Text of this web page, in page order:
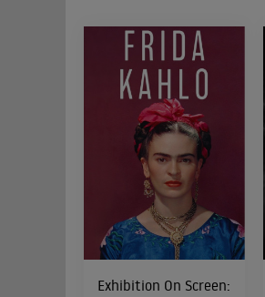
Exhibition On Screen: